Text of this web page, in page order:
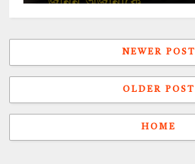
NEWER POST
OLDER POST
HOME